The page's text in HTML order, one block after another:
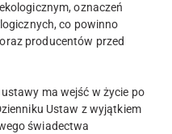
oznaczeń
co powinno
producentów przed
ma wejść w życie po
Ustaw z wyjątkiem
świadectwa